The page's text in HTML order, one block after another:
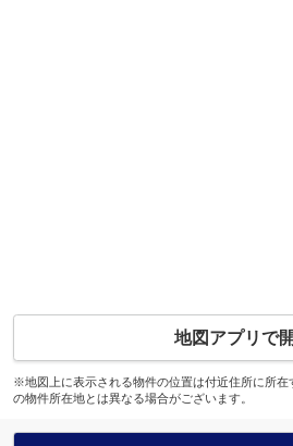
地図アプリで
※地図上に表示される物件の位置は付近住所に所在
の物件所在地とは異なる場合がございます。